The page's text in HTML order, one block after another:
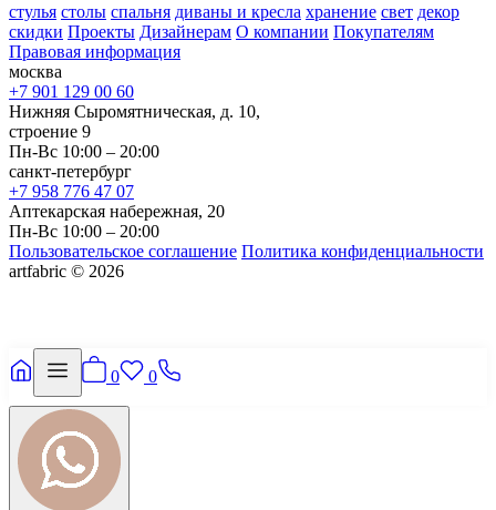
стулья столы спальня диваны и кресла хранение свет декор
скидки Проекты Дизайнерам О компании Покупателям
Правовая информация
москва
+7 901 129 00 60
Нижняя Сыромятническая, д. 10,
строение 9
Пн-Вс 10:00 – 20:00
санкт-петербург
+7 958 776 47 07
Аптекарская набережная, 20
Пн-Вс 10:00 – 20:00
Пользовательское соглашение Политика конфиденциальности
artfabric © 2026
0 0